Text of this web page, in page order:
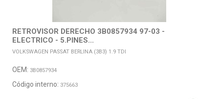
RETROVISOR DERECHO 3B0857934 97-03 -
ELECTRICO - 5.PINES...
VOLKSWAGEN PASSAT BERLINA (3B3) 1.9 TDI
OEM: 3B0857934
Código interno: 375663